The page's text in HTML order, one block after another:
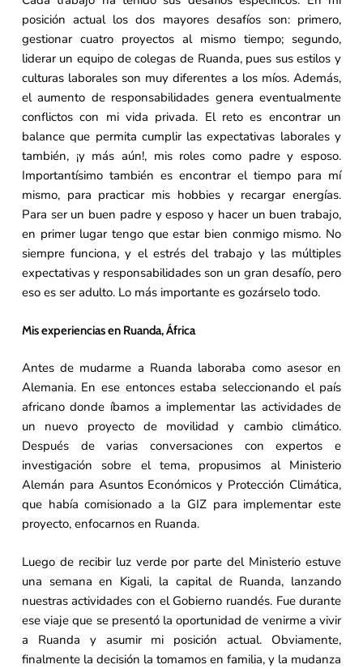
posición actual los dos mayores desafíos son: primero,
gestionar cuatro proyectos al mismo tiempo; segundo,
liderar un equipo de colegas de Ruanda, pues sus estilos y
culturas laborales son muy diferentes a los míos. Además,
el aumento de responsabilidades genera eventualmente
conflictos con mi vida privada. El reto es encontrar un
balance que permita cumplir las expectativas laborales y
también, ¡y más aún!, mis roles como padre y esposo.
Importantísimo también es encontrar el tiempo para mí
mismo, para practicar mis hobbies y recargar energías.
Para ser un buen padre y esposo y hacer un buen trabajo,
en primer lugar tengo que estar bien conmigo mismo. No
siempre funciona, y el estrés del trabajo y las múltiples
expectativas y responsabilidades son un gran desafío, pero
eso es ser adulto. Lo más importante es gozárselo todo.
Mis experiencias en Ruanda, África
Antes de mudarme a Ruanda laboraba como asesor en
Alemania. En ese entonces estaba seleccionando el país
africano donde íbamos a implementar las actividades de
un nuevo proyecto de movilidad y cambio climático.
Después de varias conversaciones con expertos e
investigación sobre el tema, propusimos al Ministerio
Alemán para Asuntos Económicos y Protección Climática,
que había comisionado a la GIZ para implementar este
proyecto, enfocarnos en Ruanda.
Luego de recibir luz verde por parte del Ministerio estuve
una semana en Kigali, la capital de Ruanda, lanzando
nuestras actividades con el Gobierno ruandés. Fue durante
ese viaje que se presentó la oportunidad de venirme a vivir
a Ruanda y asumir mi posición actual. Obviamente,
finalmente la decisión la tomamos en familia, y la mudanza